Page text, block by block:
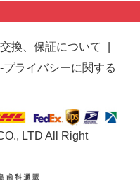
換、保証について
ライバシーに関する
LTD All Right